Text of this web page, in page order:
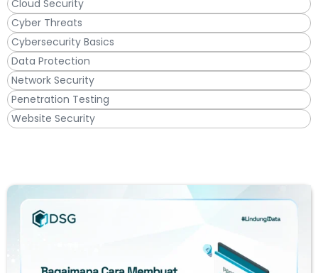
Cloud Security
Cyber Threats
Cybersecurity Basics
Data Protection
Network Security
Penetration Testing
Website Security